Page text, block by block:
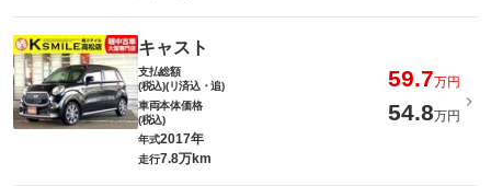
キャスト
支払総額
(税込)(リ済込・追)
59.7万円
車両本体価格
(税込)
54.8万円
年式2017年
走行7.8万km